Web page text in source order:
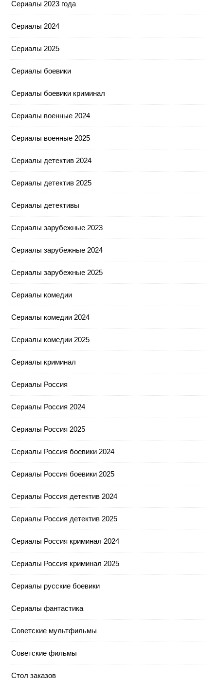
Сериалы 2023 года
Сериалы 2024
Сериалы 2025
Сериалы боевики
Сериалы боевики криминал
Сериалы военные 2024
Сериалы военные 2025
Сериалы детектив 2024
Сериалы детектив 2025
Сериалы детективы
Сериалы зарубежные 2023
Сериалы зарубежные 2024
Сериалы зарубежные 2025
Сериалы комедии
Сериалы комедии 2024
Сериалы комедии 2025
Сериалы криминал
Сериалы Россия
Сериалы Россия 2024
Сериалы Россия 2025
Сериалы Россия боевики 2024
Сериалы Россия боевики 2025
Сериалы Россия детектив 2024
Сериалы Россия детектив 2025
Сериалы Россия криминал 2024
Сериалы Россия криминал 2025
Сериалы русские боевики
Сериалы фантастика
Советские мультфильмы
Советские фильмы
Стол заказов